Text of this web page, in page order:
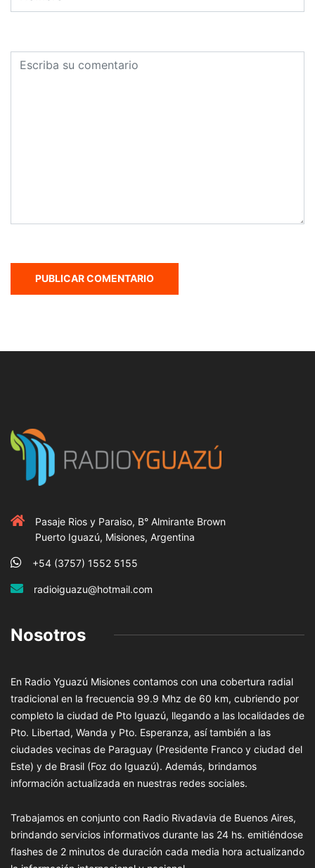
Pasaje Rios y Paraiso, B° Almirante Brown
Puerto Iguazú, Misiones, Argentina
+54 (3757) 1552 5155
radioiguazu@hotmail.com
Nosotros
En Radio Yguazú Misiones contamos con una cobertura radial
tradicional en la frecuencia 99.9 Mhz de 60 km, cubriendo por
completo la ciudad de Pto Iguazú, llegando a las localidades de
Pto. Libertad, Wanda y Pto. Esperanza, así también a las
ciudades vecinas de Paraguay (Presidente Franco y ciudad del
Este) y de Brasil (Foz do Iguazú). Además, brindamos
información actualizada en nuestras redes sociales.
Trabajamos en conjunto con Radio Rivadavia de Buenos Aires,
brindando servicios informativos durante las 24 hs. emitiéndose
flashes de 2 minutos de duración cada media hora actualizando